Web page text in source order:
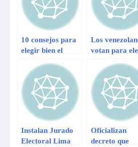
10 consejos para
elegir bien el
Los
votan para
Hugo Chávez
Instalan Jurado
Electoral Lima
Oficializan
decreto que